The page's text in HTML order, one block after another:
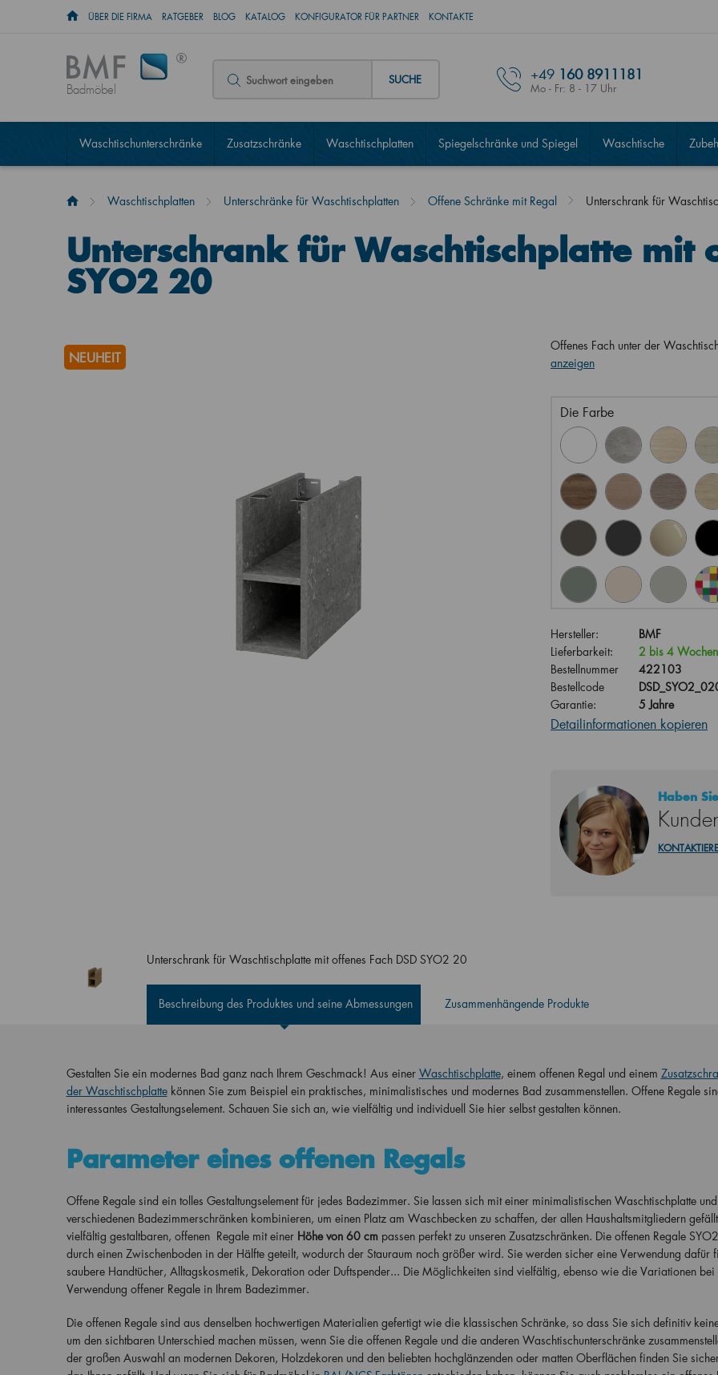
ÜBER DIE FIRMA RATGEBER BLOG KATALOG KONFIGURATOR FÜR PARTNER KONTAKTE
Badmöbel
SUCHE +49 160 8911181
Mo - Fr: 8 - 17 Uhr
Waschtischunterschränke Zusatzschränke Waschtischplatten Spiegelschränke und Spiegel Waschtische
Waschtischplatten Unterschränke für Waschtischplatten Offene Schränke mit Regal Unterschrank für
Unterschrank für Waschtischplatte mit
SYO2 20
NEUHEIT
Offenes Fach unter der
anzeigen
Die Farbe
Hersteller:
BMF
Lieferbarkeit:
2 bis 4 Wochen
Bestellnummer
422103
Bestellcode
Garantie:
5 Jahre
Detailinformationen kopieren
Haben
Unterschrank für Waschtischplatte mit offenes Fach DSD SYO2 20
Beschreibung des Produktes und seine Abmessungen Zusammenhängende Produkte
Gestalten Sie ein modernes Bad ganz nach Ihrem Geschmack! Aus einer Waschtischplatte, einem offenen Regal und einem
der Waschtischplattekönnen Sie zum Beispiel ein praktisches, minimalistisches und modernes Bad zusammenstellen. Offene Regale
interessantes Gestaltungselement. Schauen Sie sich an, wie vielfältig und individuell Sie hier selbst gestalten können.
Parameter eines offenen Regals
Offene Regale sind ein tolles Gestaltungselement für jedes Badezimmer. Sie lassen sich mit einer minimalistischen Waschtischplatte und
verschiedenen Badezimmerschränken kombinieren, um einen Platz am Waschbecken zu schaffen, der allen Haushaltsmitgliedern
vielfältig gestaltbaren, offenen Regale mit einer Höhe von 60 cmpassen perfekt zu unseren Zusatzschränken. Die offenen Regale
durch einen Zwischenboden in der Hälfte geteilt, wodurch der Stauraum noch größer wird. Sie werden sicher eine Verwendung dafür
saubere Handtücher, Alltagskosmetik, Dekoration oder Duftspender... Die Möglichkeiten sind vielfältig, ebenso wie die Variationen bei
Verwendung offener Regale in Ihrem Badezimmer.
Die offenen Regale sind aus denselben hochwertigen Materialien gefertigt wie die klassischen Schränke, so dass Sie sich definitiv
um den sichtbaren Unterschied machen müssen, wenn Sie die offenen Regale und die anderen Waschtischunterschränke
der großen Auswahl an modernen Dekoren, Holzdekoren und den beliebten hochglänzenden oder matten Oberflächen finden Sie